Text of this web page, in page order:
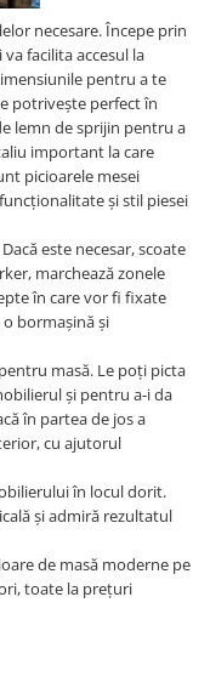
necesare. Începe prin
facilita accesul la
pentru a te
potrivește perfect în
lemn de sprijin pentru a
important la care
picioarele mesei
și stil piesei
este necesar, scoate
marchează zonele
în care vor fi fixate
o bormașină și
masă. Le poți picta
și pentru a-i da
în partea de jos a
cu ajutorul
în locul dorit.
și admiră rezultatul
de masă moderne pe
toate la prețuri